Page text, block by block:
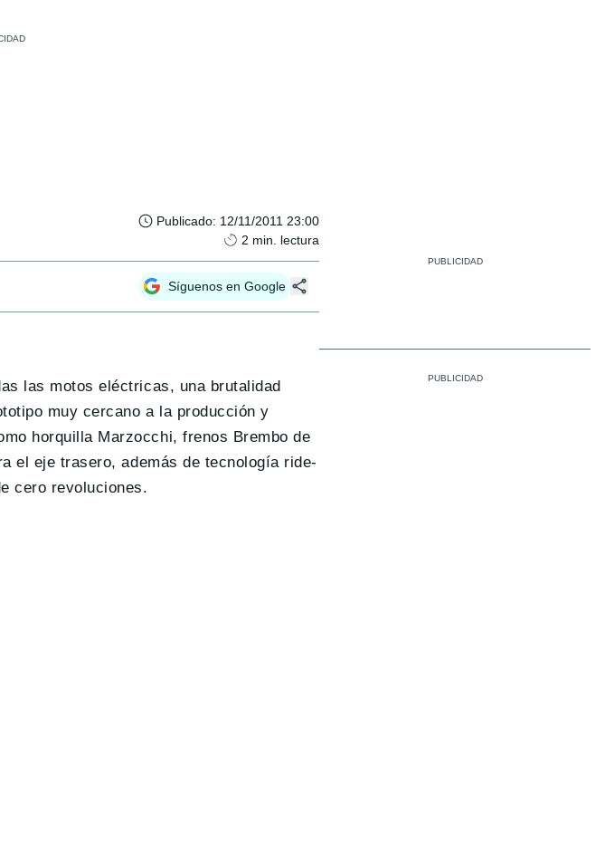
Publicado: 12/11/2011 23:00
2 min. lectura
Síguenos en Google
las motos eléctricas, una brutalidad
muy cercano a la producción y
horquilla Marzocchi, frenos Brembo de
el eje trasero, además de tecnología ride-
cero revoluciones.